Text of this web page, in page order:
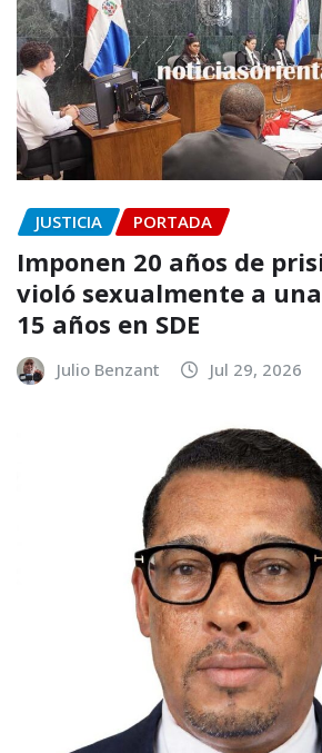
JUSTICIA PORTADA
Imponen 20 años de
violó sexualmente a
15 años en SDE
Julio Benzant Jul 29, 2026